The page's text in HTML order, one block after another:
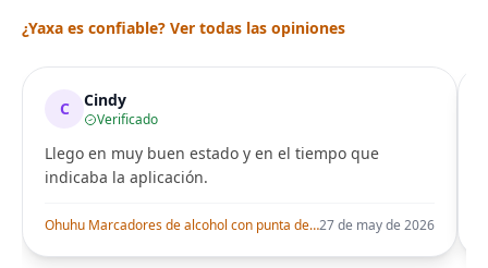
¿Yaxa es confiable? Ver todas las opiniones
C Cindy
Verificado
Llego en muy buen estado y en el tiempo que
indicaba la aplicación.
Ohuhu Marcadores de alcohol con punta de pincel – Juego de marcadores artísticos de doble punta con certificación AP para artistas adultos27 de may de 2026